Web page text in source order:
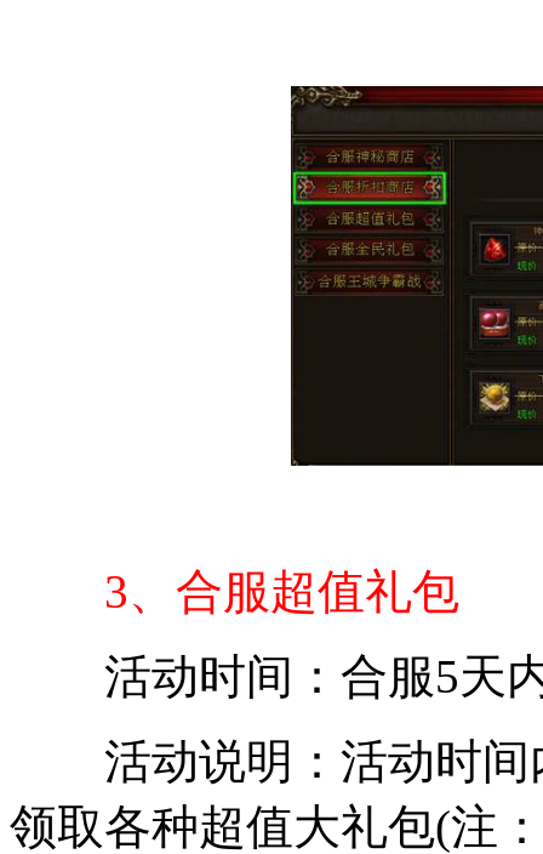
3、合服超值礼包
活动时间：合服5天
活动说明：活动时间
领取各种超值大礼包(注